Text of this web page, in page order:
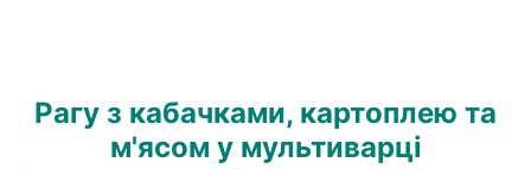
Рагу з кабачками, картоплею та
м'ясом у мультиварці